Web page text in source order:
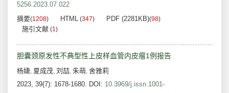
5256.2023.07.022
摘要(1208) HTML (347) PDF (2281KB)(98)
施引文献 (1)
胆囊颈原发性不典型性上皮样血管内皮瘤1例报告
杨婕, 夏成茂, 刘喆, 朱萌, 舍雅莉
2023, 39(7): 1678-1680. DOI: 10.3969/j.issn.1001-